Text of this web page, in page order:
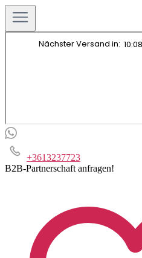
+3613237723
B2B-Partnerschaft anfragen!